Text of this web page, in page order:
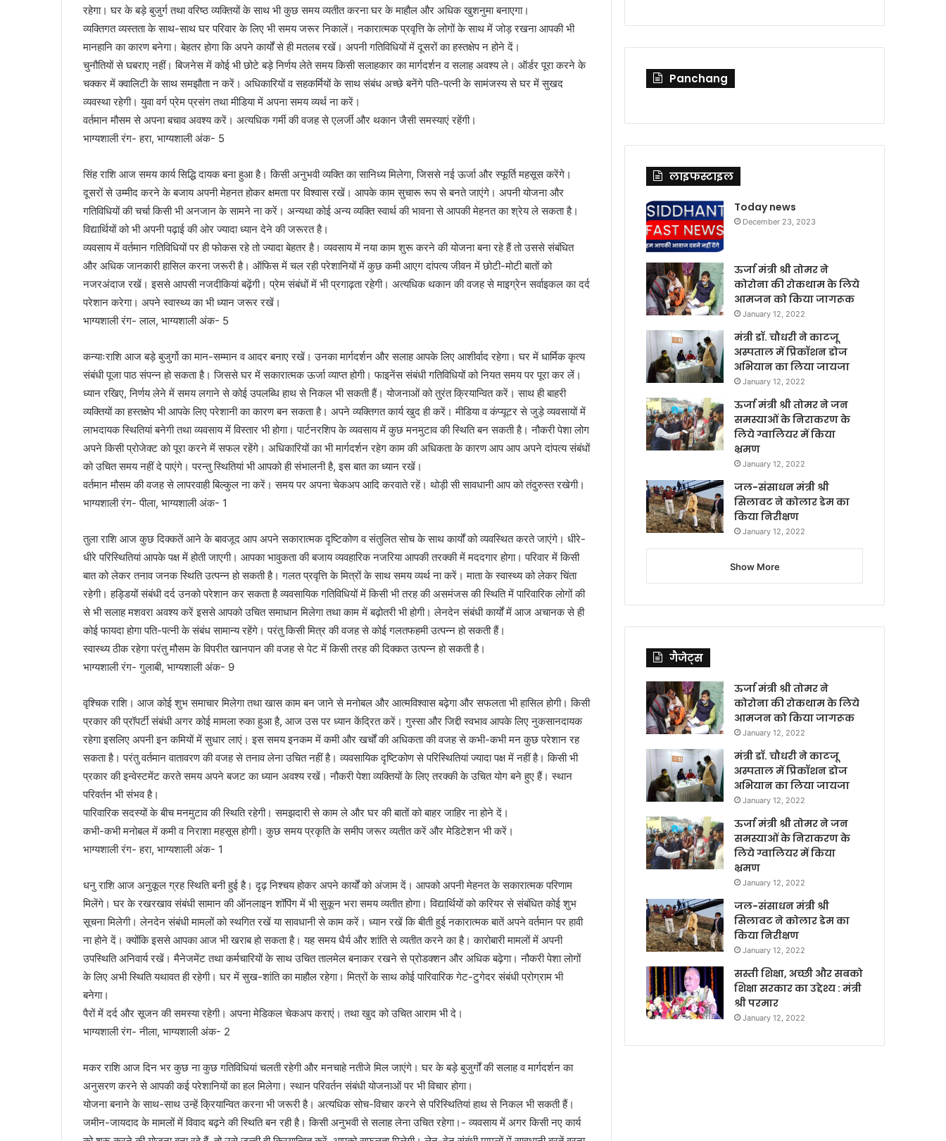
रहेगा। घर के बड़े बुजुर्ग तथा वरिष्ठ व्यक्तियों के साथ भी कुछ समय व्यतीत करना घर के माहौल और अधिक खुशनुमा बनाएगा।
व्यक्तिगत व्यस्तता के साथ-साथ घर परिवार के लिए भी समय जरूर निकालें। नकारात्मक प्रवृत्ति के लोगों के साथ में जोड़ रखना आपकी भी
मानहानि का कारण बनेगा। बेहतर होगा कि अपने कार्यों से ही मतलब रखें। अपनी गतिविधियों में दूसरों का हस्तक्षेप न होने दें।
चुनौतियों से घबराए नहीं। बिजनेस में कोई भी छोटे बड़े निर्णय लेते समय किसी सलाहकार का मार्गदर्शन व सलाह अवश्य ले। ऑर्डर पूरा करने के
चक्कर में क्वालिटी के साथ समझौता न करें। अधिकारियों व सहकर्मियों के साथ संबंध अच्छे बनेंगे पति-पत्नी के सामंजस्य से घर में सुखद
व्यवस्था रहेगी। युवा वर्ग प्रेम प्रसंग तथा मीडिया में अपना समय व्यर्थ ना करें।
वर्तमान मौसम से अपना बचाव अवश्य करें। अत्यधिक गर्मी की वजह से एलर्जी और थकान जैसी समस्याएं रहेंगी।
भाग्यशाली रंग- हरा, भाग्यशाली अंक- 5
सिंह राशि आज समय कार्य सिद्धि दायक बना हुआ है। किसी अनुभवी व्यक्ति का सानिध्य मिलेगा, जिससे नई ऊर्जा और स्फूर्ति महसूस करेंगे।
दूसरों से उम्मीद करने के बजाय अपनी मेहनत होकर क्षमता पर विश्वास रखें। आपके काम सुचारू रूप से बनते जाएंगे। अपनी योजना और
गतिविधियों की चर्चा किसी भी अनजान के सामने ना करें। अन्यथा कोई अन्य व्यक्ति स्वार्थ की भावना से आपकी मेहनत का श्रेय ले सकता है।
विद्यार्थियों को भी अपनी पढ़ाई की ओर ज्यादा ध्यान देने की जरूरत है।
व्यवसाय में वर्तमान गतिविधियों पर ही फोकस रहे तो ज्यादा बेहतर है। व्यवसाय में नया काम शुरू करने की योजना बना रहे हैं तो उससे संबंधित
और अधिक जानकारी हासिल करना जरूरी है। ऑफिस में चल रही परेशानियों में कुछ कमी आएग दांपत्य जीवन में छोटी-मोटी बातों को
नजरअंदाज रखें। इससे आपसी नजदीकियां बढ़ेंगी। प्रेम संबंधों में भी प्रगाढ़ता रहेगी। अत्यधिक थकान की वजह से माइग्रेन सर्वाइकल का दर्द
परेशान करेगा। अपने स्वास्थ्य का भी ध्यान जरूर रखें।
भाग्यशाली रंग- लाल, भाग्यशाली अंक- 5
कन्याःराशि आज बड़े बुजुर्गो का मान-सम्मान व आदर बनाए रखें। उनका मार्गदर्शन और सलाह आपके लिए आशीर्वाद रहेगा। घर में धार्मिक कृत्य
संबंधी पूजा पाठ संपन्न हो सकता है। जिससे घर में सकारात्मक ऊर्जा व्याप्त होगी। फाइनेंस संबंधी गतिविधियों को नियत समय पर पूरा कर लें।
ध्यान रखिए, निर्णय लेने में समय लगाने से कोई उपलब्धि हाथ से निकल भी सकती हैं। योजनाओं को तुरंत क्रियान्वित करें। साथ ही बाहरी
व्यक्तियों का हस्तक्षेप भी आपके लिए परेशानी का कारण बन सकता है। अपने व्यक्तिगत कार्य खुद ही करें। मीडिया व कंप्यूटर से जुड़े व्यवसायों में
लाभदायक स्थितियां बनेगी तथा व्यवसाय में विस्तार भी होगा। पार्टनरशिप के व्यवसाय में कुछ मनमुटाव की स्थिति बन सकती है। नौकरी पेशा लोग
अपने किसी प्रोजेक्ट को पूरा करने में सफल रहेंगे। अधिकारियों का भी मार्गदर्शन रहेग काम की अधिकता के कारण आप आप अपने दांपत्य संबंधों
को उचित समय नहीं दे पाएंगे। परन्तु स्थितियां भी आपको ही संभालनी है, इस बात का ध्यान रखें।
वर्तमान मौसम की वजह से लापरवाही बिल्कुल ना करें। समय पर अपना चेकअप आदि करवाते रहें। थोड़ी सी सावधानी आप को तंदुरुस्त रखेगी।
भाग्यशाली रंग- पीला, भाग्यशाली अंक- 1
तुला राशि आज कुछ दिक्कतें आने के बावजूद आप अपने सकारात्मक दृष्टिकोण व संतुलित सोच के साथ कार्यों को व्यवस्थित करते जाएंगे। धीरे-
धीरे परिस्थितियां आपके पक्ष में होती जाएगी। आपका भावुकता की बजाय व्यवहारिक नजरिया आपकी तरक्की में मददगार होगा। परिवार में किसी
बात को लेकर तनाव जनक स्थिति उत्पन्न हो सकती है। गलत प्रवृत्ति के मित्रों के साथ समय व्यर्थ ना करें। माता के स्वास्थ्य को लेकर चिंता
रहेगी। हड्डियों संबंधी दर्द उनको परेशान कर सकता है व्यवसायिक गतिविधियों में किसी भी तरह की असमंजस की स्थिति में पारिवारिक लोगों की
से भी सलाह मशवरा अवश्य करें इससे आपको उचित समाधान मिलेगा तथा काम में बढ़ोतरी भी होगी। लेनदेन संबंधी कार्यों में आज अचानक से ही
कोई फायदा होगा पति-पत्नी के संबंध सामान्य रहेंगे। परंतु किसी मित्र की वजह से कोई गलतफहमी उत्पन्न हो सकती हैं।
स्वास्थ्य ठीक रहेगा परंतु मौसम के विपरीत खानपान की वजह से पेट में किसी तरह की दिक्कत उत्पन्न हो सकती है।
भाग्यशाली रंग- गुलाबी, भाग्यशाली अंक- 9
वृश्चिक राशि। आज कोई शुभ समाचार मिलेगा तथा खास काम बन जाने से मनोबल और आत्मविश्वास बढ़ेगा और सफलता भी हासिल होगी। किसी
प्रकार की प्रॉपर्टी संबंधी अगर कोई मामला रुका हुआ है, आज उस पर ध्यान केंद्रित करें। गुस्सा और जिद्दी स्वभाव आपके लिए नुकसानदायक
रहेगा इसलिए अपनी इन कमियों में सुधार लाएं। इस समय इनकम में कमी और खर्चों की अधिकता की वजह से कभी-कभी मन कुछ परेशान रह
सकता है। परंतु वर्तमान वातावरण की वजह से तनाव लेना उचित नहीं है। व्यवसायिक दृष्टिकोण से परिस्थितियां ज्यादा पक्ष में नहीं है। किसी भी
प्रकार की इन्वेस्टमेंट करते समय अपने बजट का ध्यान अवश्य रखें। नौकरी पेशा व्यक्तियों के लिए तरक्की के उचित योग बने हुए हैं। स्थान
परिवर्तन भी संभव है।
पारिवारिक सदस्यों के बीच मनमुटाव की स्थिति रहेगी। समझदारी से काम ले और घर की बातों को बाहर जाहिर ना होने दें।
कभी-कभी मनोबल में कमी व निराशा महसूस होगी। कुछ समय प्रकृति के समीप जरूर व्यतीत करें और मेडिटेशन भी करें।
भाग्यशाली रंग- हरा, भाग्यशाली अंक- 1
धनु राशि आज अनुकूल ग्रह स्थिति बनी हुई है। दृढ़ निश्चय होकर अपने कार्यों को अंजाम दें। आपको अपनी मेहनत के सकारात्मक परिणाम
मिलेंगे। घर के रखरखाव संबंधी सामान की ऑनलाइन शॉपिंग में भी सुकून भरा समय व्यतीत होगा। विद्यार्थियों को करियर से संबंधित कोई शुभ
सूचना मिलेगी। लेनदेन संबंधी मामलों को स्थगित रखें या सावधानी से काम करें। ध्यान रखें कि बीती हुई नकारात्मक बातें अपने वर्तमान पर हावी
ना होने दें। क्योंकि इससे आपका आज भी खराब हो सकता है। यह समय धैर्य और शांति से व्यतीत करने का है। कारोबारी मामलों में अपनी
उपस्थिति अनिवार्य रखें। मैनेजमेंट तथा कर्मचारियों के साथ उचित तालमेल बनाकर रखने से प्रोडक्शन और अधिक बढ़ेगा। नौकरी पेशा लोगों
के लिए अभी स्थिति यथावत ही रहेगी। घर में सुख-शांति का माहौल रहेगा। मित्रों के साथ कोई पारिवारिक गेट-टुगेदर संबंधी प्रोग्राम भी
बनेगा।
पैरों में दर्द और सूजन की समस्या रहेगी। अपना मेडिकल चेकअप कराएं। तथा खुद को उचित आराम भी दे।
भाग्यशाली रंग- नीला, भाग्यशाली अंक- 2
मकर राशि आज दिन भर कुछ ना कुछ गतिविधियां चलती रहेगी और मनचाहे नतीजे मिल जाएंगे। घर के बड़े बुजुर्गों की सलाह व मार्गदर्शन का
अनुसरण करने से आपकी कई परेशानियों का हल मिलेगा। स्थान परिवर्तन संबंधी योजनाओं पर भी विचार होगा।
योजना बनाने के साथ-साथ उन्हें क्रियान्वित करना भी जरूरी है। अत्यधिक सोच-विचार करने से परिस्थितियां हाथ से निकल भी सकती हैं।
जमीन-जायदाद के मामलों में विवाद बढ़ने की स्थिति बन रही है। किसी अनुभवी से सलाह लेना उचित रहेगा।- व्यवसाय में अगर किसी नए कार्य
Panchang
लाइफस्टाइल
Today news
December 23, 2023
ऊर्जा मंत्री श्री तोमर ने
कोरोना की रोकथाम के लिये
आमजन को किया जागरूक
January 12, 2022
मंत्री डॉ. चौधरी ने काटजू
अस्पताल में प्रिकॉशन डोज
अभियान का लिया जायजा
January 12, 2022
ऊर्जा मंत्री श्री तोमर ने जन
समस्याओं के निराकरण के
लिये ग्वालियर में किया
भ्रमण
January 12, 2022
जल-संसाधन मंत्री श्री
सिलावट ने कोलार डेम का
किया निरीक्षण
January 12, 2022
Show More
गैजेट्स
ऊर्जा मंत्री श्री तोमर ने
कोरोना की रोकथाम के लिये
आमजन को किया जागरूक
January 12, 2022
मंत्री डॉ. चौधरी ने काटजू
अस्पताल में प्रिकॉशन डोज
अभियान का लिया जायजा
January 12, 2022
ऊर्जा मंत्री श्री तोमर ने जन
समस्याओं के निराकरण के
लिये ग्वालियर में किया
भ्रमण
January 12, 2022
जल-संसाधन मंत्री श्री
सिलावट ने कोलार डेम का
किया निरीक्षण
January 12, 2022
सस्ती शिक्षा, अच्छी और सबको
शिक्षा सरकार का उद्देश्य : मंत्री
श्री परमार
January 12, 2022